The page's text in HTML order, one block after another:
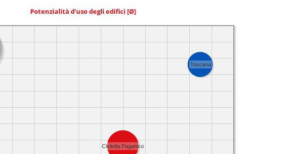
Potenzialità d'uso degli edifici [Ø]
Civitella Paganico
Toscana